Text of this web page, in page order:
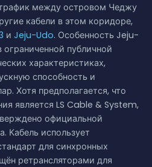
между островом Чеджу
кабели в этом коридоре,
и Jeju-Udo. Особенность Jeju-
публичной
характеристиках,
способность и
Хотя предполагается, что
является LS Cable & System,
официальной
Кабель использует
для синхронных
ретрансляторами для